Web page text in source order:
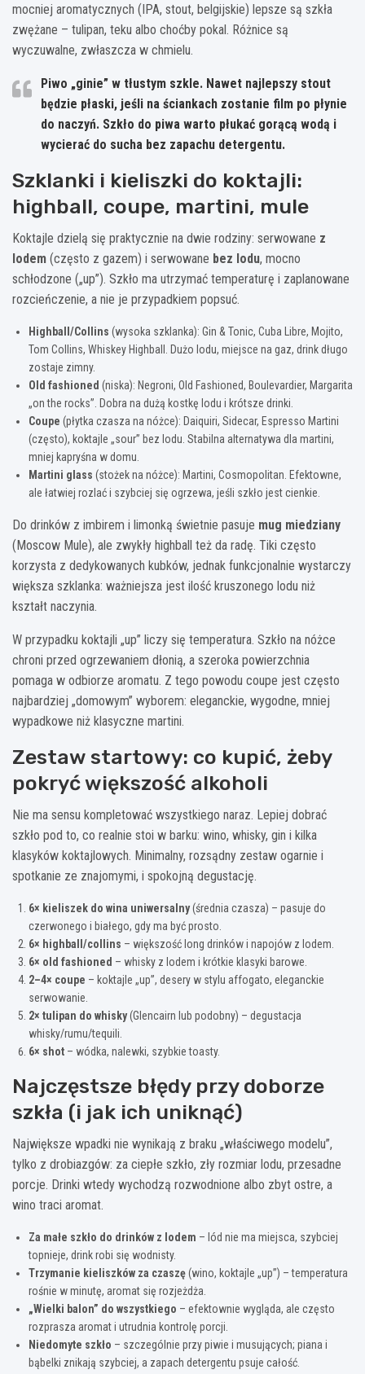
mocniej aromatycznych (IPA, stout, belgijskie) lepsze są szkła
zwężane – tulipan, teku albo choćby pokal. Różnice są
wyczuwalne, zwłaszcza w chmielu.
Piwo „ginie” w tłustym szkle. Nawet najlepszy stout
będzie płaski, jeśli na ściankach zostanie film po płynie
do naczyń. Szkło do piwa warto płukać gorącą wodą i
wycierać do sucha bez zapachu detergentu.
Szklanki i kieliszki do koktajli:
highball, coupe, martini, mule
Koktajle dzielą się praktycznie na dwie rodziny: serwowane z
lodem (często z gazem) i serwowane bez lodu, mocno
schłodzone („up”). Szkło ma utrzymać temperaturę i zaplanowane
rozcieńczenie, a nie je przypadkiem popsuć.
Highball/Collins (wysoka szklanka): Gin & Tonic, Cuba Libre, Mojito,
Tom Collins, Whiskey Highball. Dużo lodu, miejsce na gaz, drink długo
zostaje zimny.
Old fashioned (niska): Negroni, Old Fashioned, Boulevardier, Margarita
„on the rocks”. Dobra na dużą kostkę lodu i krótsze drinki.
Coupe (płytka czasza na nóżce): Daiquiri, Sidecar, Espresso Martini
(często), koktajle „sour” bez lodu. Stabilna alternatywa dla martini,
mniej kapryśna w domu.
Martini glass (stożek na nóżce): Martini, Cosmopolitan. Efektowne,
ale łatwiej rozlać i szybciej się ogrzewa, jeśli szkło jest cienkie.
Do drinków z imbirem i limonką świetnie pasuje mug miedziany
(Moscow Mule), ale zwykły highball też da radę. Tiki często
korzysta z dedykowanych kubków, jednak funkcjonalnie wystarczy
większa szklanka: ważniejsza jest ilość kruszonego lodu niż
kształt naczynia.
W przypadku koktajli „up” liczy się temperatura. Szkło na nóżce
chroni przed ogrzewaniem dłonią, a szeroka powierzchnia
pomaga w odbiorze aromatu. Z tego powodu coupe jest często
najbardziej „domowym” wyborem: eleganckie, wygodne, mniej
wypadkowe niż klasyczne martini.
Zestaw startowy: co kupić, żeby
pokryć większość alkoholi
Nie ma sensu kompletować wszystkiego naraz. Lepiej dobrać
szkło pod to, co realnie stoi w barku: wino, whisky, gin i kilka
klasyków koktajlowych. Minimalny, rozsądny zestaw ogarnie i
spotkanie ze znajomymi, i spokojną degustację.
6× kieliszek do wina uniwersalny(średnia czasza) – pasuje do
czerwonego i białego, gdy ma być prosto.
6× highball/collins – większość long drinków i napojów z lodem.
6× old fashioned – whisky z lodem i krótkie klasyki barowe.
2–4× coupe – koktajle „up”, desery w stylu affogato, eleganckie
serwowanie.
2× tulipan do whisky(Glencairn lub podobny) – degustacja
whisky/rumu/tequili.
6× shot – wódka, nalewki, szybkie toasty.
Najczęstsze błędy przy doborze
szkła (i jak ich uniknąć)
Największe wpadki nie wynikają z braku „właściwego modelu”,
tylko z drobiazgów: za ciepłe szkło, zły rozmiar lodu, przesadne
porcje. Drinki wtedy wychodzą rozwodnione albo zbyt ostre, a
wino traci aromat.
Za małe szkło do drinków z lodem – lód nie ma miejsca, szybciej
topnieje, drink robi się wodnisty.
Trzymanie kieliszków za czaszę(wino, koktajle „up”) – temperatura
rośnie w minutę, aromat się rozjeżdża.
„Wielki balon” do wszystkiego – efektownie wygląda, ale często
rozprasza aromat i utrudnia kontrolę porcji.
Niedomyte szkło – szczególnie przy piwie i musujących; piana i
bąbelki znikają szybciej, a zapach detergentu psuje całość.